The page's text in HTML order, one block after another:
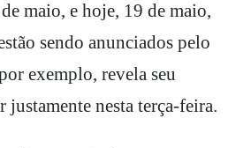
maio, e hoje, 19 de maio,
sendo anunciados pelo
exemplo, revela seu
justamente nesta terça-feira.